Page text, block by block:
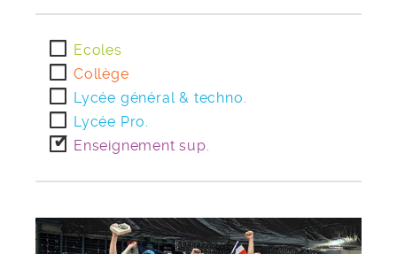
Ecoles
Collège
Lycée général & techno.
Lycée Pro.
Enseignement sup.